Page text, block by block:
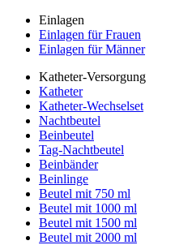
Einlagen
Einlagen für Frauen
Einlagen für Männer
Katheter-Versorgung
Katheter
Katheter-Wechselset
Nachtbeutel
Beinbeutel
Tag-Nachtbeutel
Beinbänder
Beinlinge
Beutel mit 750 ml
Beutel mit 1000 ml
Beutel mit 1500 ml
Beutel mit 2000 ml